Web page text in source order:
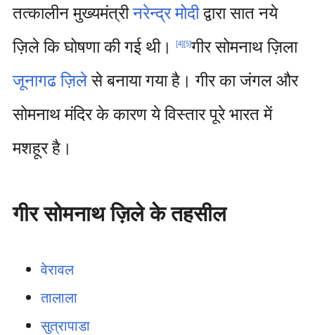
तत्कालीन मुख्यमंत्रीनरेन्द्र मोदीद्वारा सात नये
ज़िले कि घोषणा की गई थी।
[4][5]गीर सोमनाथ ज़िला
जूनागढ ज़िलेसे बनाया गया है। गीर का जंगल और
सोमनाथ मंदिर के कारण ये विस्तार पूरे भारत में
मशहूर है।
गीर सोमनाथ ज़िले के तहसील
वेरावल
तालाला
सुत्रापाडा